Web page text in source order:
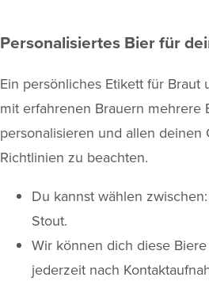
Personalisiertes Bier für
Ein persönliches Etikett für
mit erfahrenen Brauern mehrere
personalisieren und allen
Richtlinien zu beachten.
Du kannst wählen
Stout.
Wir können dich diese
jederzeit nach